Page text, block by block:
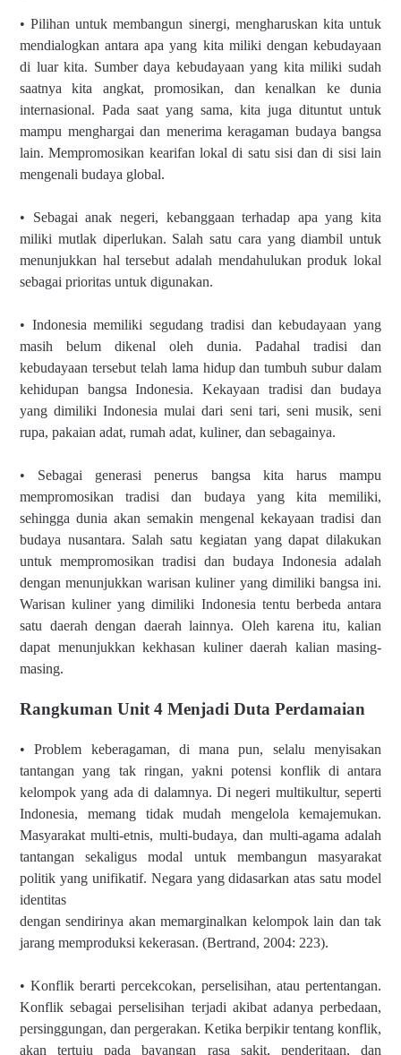
• Pilihan untuk membangun sinergi, mengharuskan kita untuk
mendialogkan antara apa yang kita miliki dengan kebudayaan
di luar kita. Sumber daya kebudayaan yang kita miliki sudah
saatnya kita angkat, promosikan, dan kenalkan ke dunia
internasional. Pada saat yang sama, kita juga dituntut untuk
mampu menghargai dan menerima keragaman budaya bangsa
lain. Mempromosikan kearifan lokal di satu sisi dan di sisi lain
mengenali budaya global.
• Sebagai anak negeri, kebanggaan terhadap apa yang kita
miliki mutlak diperlukan. Salah satu cara yang diambil untuk
menunjukkan hal tersebut adalah mendahulukan produk lokal
sebagai prioritas untuk digunakan.
• Indonesia memiliki segudang tradisi dan kebudayaan yang
masih belum dikenal oleh dunia. Padahal tradisi dan
kebudayaan tersebut telah lama hidup dan tumbuh subur dalam
kehidupan bangsa Indonesia. Kekayaan tradisi dan budaya
yang dimiliki Indonesia mulai dari seni tari, seni musik, seni
rupa, pakaian adat, rumah adat, kuliner, dan sebagainya.
• Sebagai generasi penerus bangsa kita harus mampu
mempromosikan tradisi dan budaya yang kita memiliki,
sehingga dunia akan semakin mengenal kekayaan tradisi dan
budaya nusantara. Salah satu kegiatan yang dapat dilakukan
untuk mempromosikan tradisi dan budaya Indonesia adalah
dengan menunjukkan warisan kuliner yang dimiliki bangsa ini.
Warisan kuliner yang dimiliki Indonesia tentu berbeda antara
satu daerah dengan daerah lainnya. Oleh karena itu, kalian
dapat menunjukkan kekhasan kuliner daerah kalian masing-
masing.
Rangkuman Unit 4 Menjadi Duta Perdamaian
• Problem keberagaman, di mana pun, selalu menyisakan
tantangan yang tak ringan, yakni potensi konflik di antara
kelompok yang ada di dalamnya. Di negeri multikultur, seperti
Indonesia, memang tidak mudah mengelola kemajemukan.
Masyarakat multi-etnis, multi-budaya, dan multi-agama adalah
tantangan sekaligus modal untuk membangun masyarakat
politik yang unifikatif. Negara yang didasarkan atas satu model
identitas
dengan sendirinya akan memarginalkan kelompok lain dan tak
jarang memproduksi kekerasan. (Bertrand, 2004: 223).
• Konflik berarti percekcokan, perselisihan, atau pertentangan.
Konflik sebagai perselisihan terjadi akibat adanya perbedaan,
persinggungan, dan pergerakan. Ketika berpikir tentang konflik,
akan tertuju pada bayangan rasa sakit, penderitaan, dan